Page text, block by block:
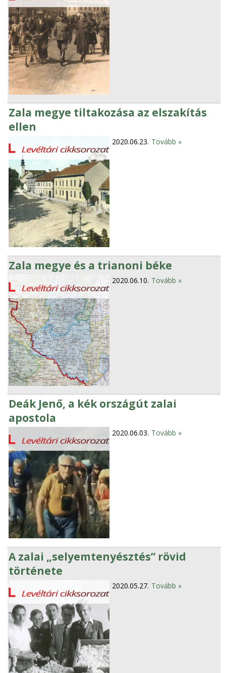
Zala megye tiltakozása az elszakítás
ellen
2020.06.23. Tovább »
Zala megye és a trianoni béke
2020.06.10. Tovább »
Deák Jenő, a kék országút zalai
apostola
2020.06.03. Tovább »
A zalai „selyemtenyésztés” rövid
története
2020.05.27. Tovább »